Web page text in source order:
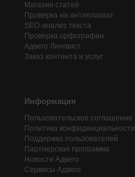
Магазин статей
Проверка на антиплагиат
SEO-анализ текста
Проверка орфографии
Адвего Лингвист
Заказ контента и услуг
Информация
Пользовательское соглашение
Политика конфиденциальности
Поддержка пользователей
Партнерская программа
Новости Адвего
Сервисы Адвего